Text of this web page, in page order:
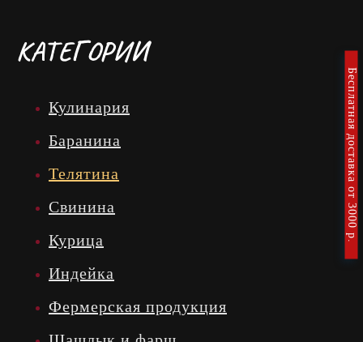
Бесплатная доставка от 3000 р.
КАТЕГОРИИ
Кулинария
Баранина
Телятина
Свинина
Курица
Индейка
Фермерская продукция